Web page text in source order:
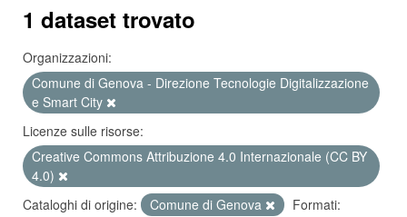
1 dataset trovato
Organizzazioni:
Comune di Genova - Direzione Tecnologie Digitalizzazione
e Smart City
Licenze sulle risorse:
Creative Commons Attribuzione 4.0 Internazionale (CC BY
4.0)
Cataloghi di origine:
Comune di Genova
Formati: